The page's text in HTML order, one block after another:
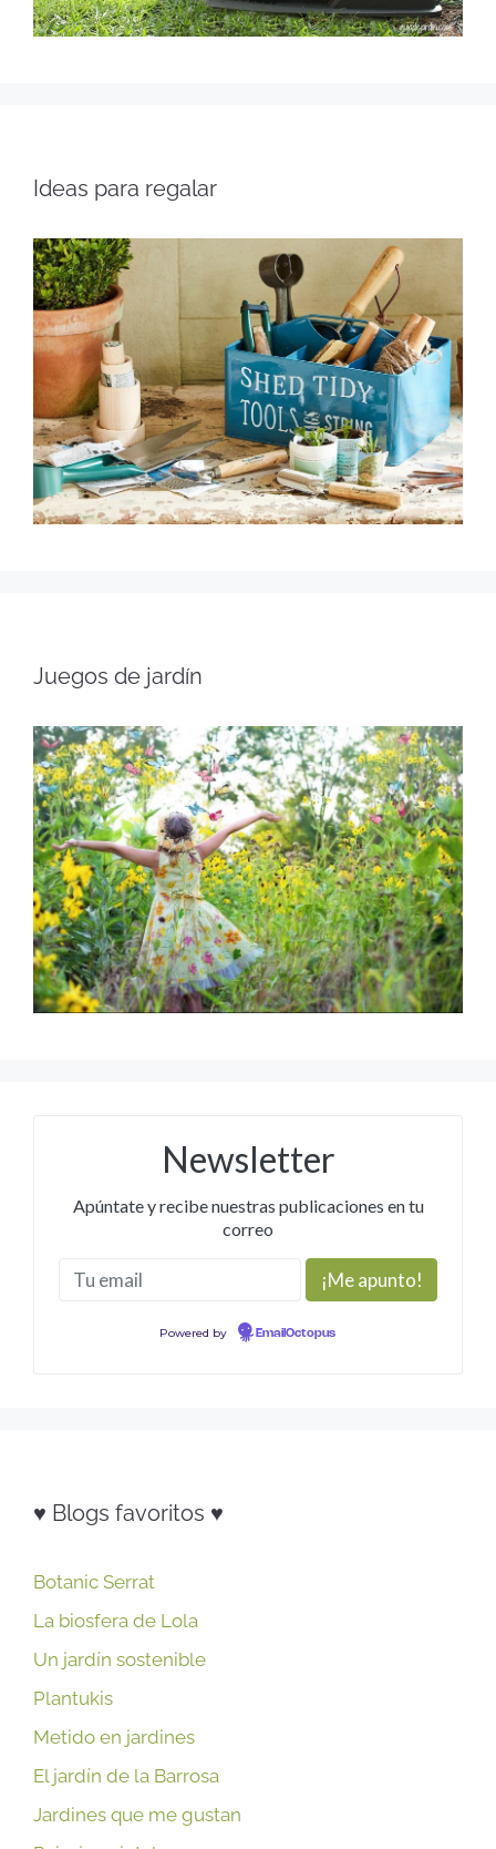
Ideas para regalar
Juegos de jardín
Newsletter
Apúntate y recibe nuestras publicaciones en tu
correo
Powered by EmailOctopus
♥ Blogs favoritos ♥
Botanic Serrat
La biosfera de Lola
Un jardín sostenible
Plantukis
Metido en jardines
El jardín de la Barrosa
Jardines que me gustan